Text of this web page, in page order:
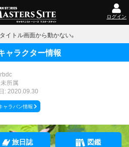
ログイン
タイトル画面から動かない。
ャラクター情報
所属
: 2020.09.30
ャラバン情報
旅日誌 図鑑